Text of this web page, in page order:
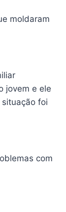
moldaram
jovem e ele
foi
com